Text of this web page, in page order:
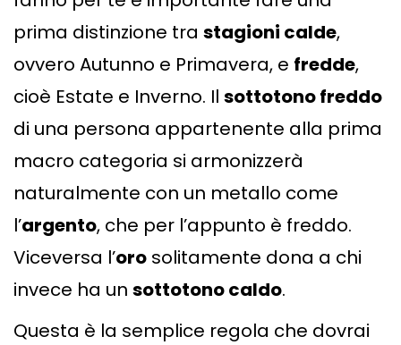
prima distinzione tra stagioni calde,
ovvero Autunno e Primavera, e fredde,
cioè Estate e Inverno. Il sottotono freddo
di una persona appartenente alla prima
macro categoria si armonizzerà
naturalmente con un metallo come
l’argento, che per l’appunto è freddo.
Viceversa l’oro solitamente dona a chi
invece ha un sottotono caldo.
Questa è la semplice regola che dovrai